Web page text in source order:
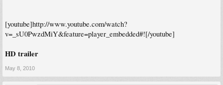
[youtube]http://www.youtube.com/watch?
v=_sU0PwzdMiY&feature=player_embedded#![/youtube]
HD trailer
May 8, 2010